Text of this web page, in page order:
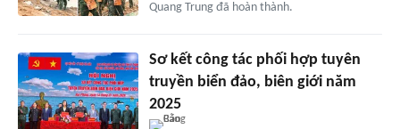
Quang Trung đã hoàn thành.
Sơ kết công tác phối hợp tuyên
truyền biển đảo, biên giới năm
2025